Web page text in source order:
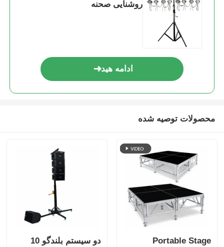
روشنایی صحنه
ادامه هید
محصولات توصیه شده
Portable Stage
دو سیستم بلندگو 10